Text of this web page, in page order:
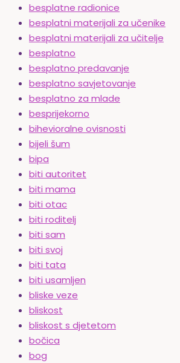
besplatne radionice
besplatni materijali za učenike
besplatni materijali za učitelje
besplatno
besplatno predavanje
besplatno savjetovanje
besplatno za mlade
besprijekorno
bihevioralne ovisnosti
bijeli šum
bipa
biti autoritet
biti mama
biti otac
biti roditelj
biti sam
biti svoj
biti tata
biti usamljen
bliske veze
bliskost
bliskost s djetetom
bočica
bog